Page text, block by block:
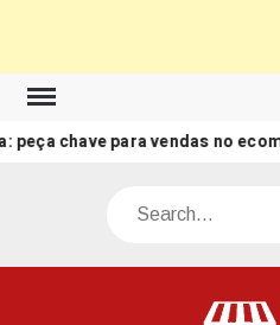
Skip
contentpara vendas no ecommerce
Search